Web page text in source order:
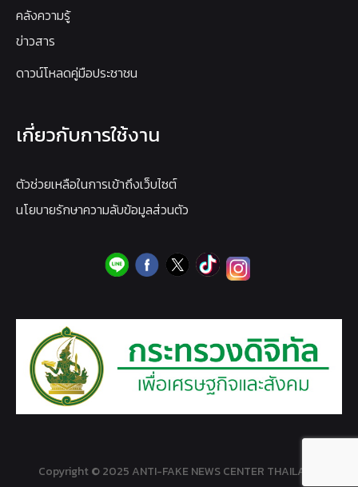
คลังความรู้
ข่าวสาร
ดาวน์โหลดคู่มือประชาชน
เกี่ยวกับการใช้งาน
ตัวช่วยเหลือในการเข้าถึงเว็บไซต์
นโยบายรักษาความลับข้อมูลส่วนตัว
Copyright © 2025 ANTI-FAKE NEWS CENTER THAILAND